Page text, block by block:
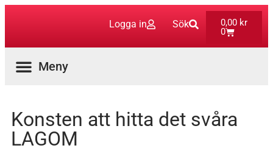
Logga in Sök 0,00 kr
0
Konsten att hitta det svåra
LAGOM